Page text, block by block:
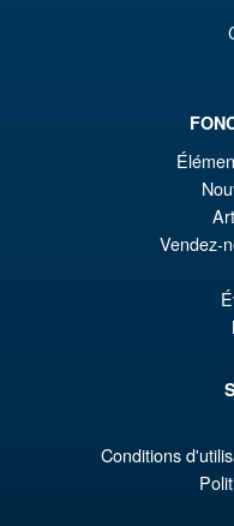
Vendez-
Conditions